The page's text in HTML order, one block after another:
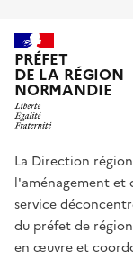
PRÉFET
DE LA RÉGION
NORMANDIE
La Direction
l'aménagement et
service
du préfet de
en œuvre et